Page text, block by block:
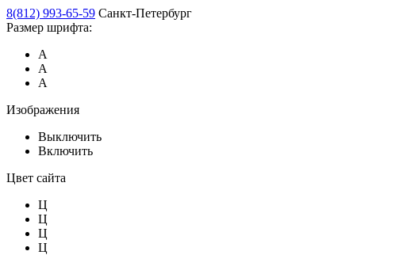
8(812) 993-65-59 Санкт-Петербург
Размер шрифта:
А
А
А
Изображения
Выключить
Включить
Цвет сайта
Ц
Ц
Ц
Ц